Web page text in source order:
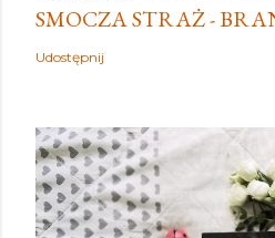
SMOCZA STRAŻ -
Udostępnij